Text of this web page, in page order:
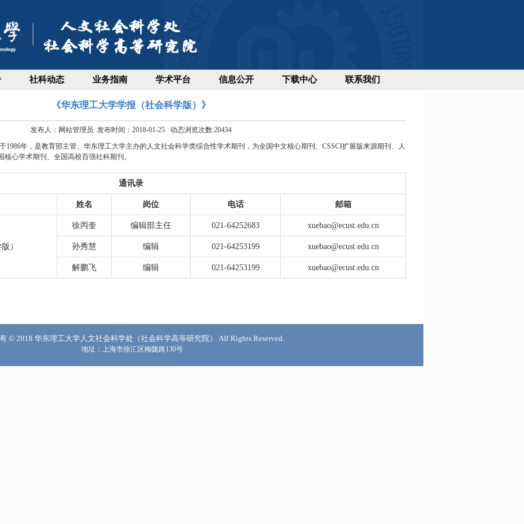
社科动态 业务指南 学术平台 信息公开 下载中心 联系我们
《华东理工大学学报（社会科学版）》
发布人：网站管理员 发布时间：2018-01-25 动态浏览次数:20434
1986年，是教育部主管、华东理工大学主办的人文社会科学类综合性学术期刊，为全国中文核心期刊、CSSCI扩展版来源期刊、人
心学术期刊、全国高校百强社科期刊。
通讯录
姓名 岗位 电话 邮箱
）
徐丙奎 编辑部主任 021-64252683 xuebao@ecust.edu.cn
孙秀慧 编辑 021-64253199 xuebao@ecust.edu.cn
解鹏飞 编辑 021-64253199 xuebao@ecust.edu.cn
© 2018 华东理工大学人文社会科学处（社会科学高等研究院） All Rights Reserved.
地址：上海市徐汇区梅陇路130号